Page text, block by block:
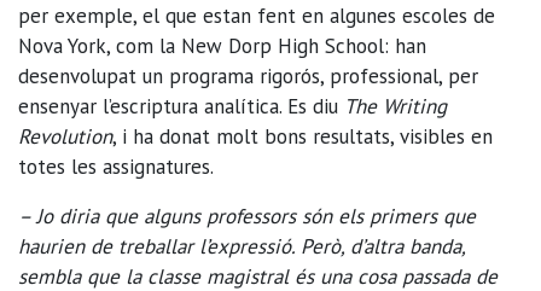
per exemple, el que estan fent en algunes escoles de
Nova York, com la New Dorp High School: han
desenvolupat un programa rigorós, professional, per
ensenyar l’escriptura analítica. Es diu The Writing
Revolution, i ha donat molt bons resultats, visibles en
totes les assignatures.
– Jo diria que alguns professors són els primers que
haurien de treballar l’expressió. Però, d’altra banda,
sembla que la classe magistral és una cosa passada de